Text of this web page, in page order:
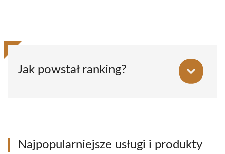
Jak powstał ranking?
Najpopularniejsze usługi i produkty